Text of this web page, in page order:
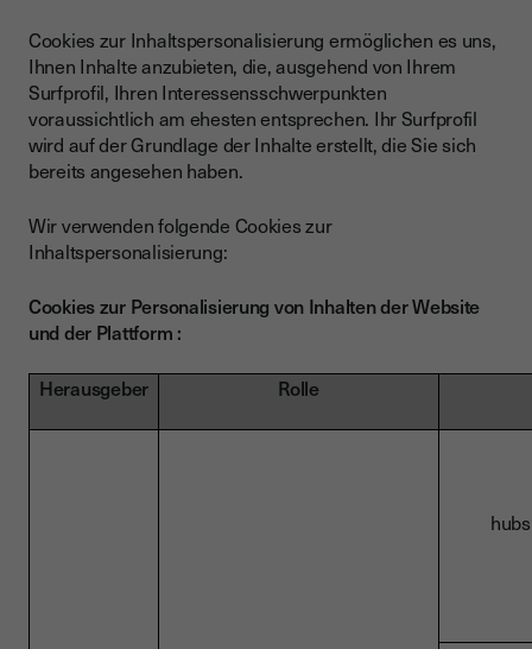
Cookies zur Inhaltspersonalisierung ermöglichen es uns,
Ihnen Inhalte anzubieten, die, ausgehend von Ihrem
Surfprofil, Ihren Interessensschwerpunkten
voraussichtlich am ehesten entsprechen. Ihr Surfprofil
wird auf der Grundlage der Inhalte erstellt, die Sie sich
bereits angesehen haben.
Wir verwenden folgende Cookies zur
Inhaltspersonalisierung:
Cookies zur Personalisierung von Inhalten der Website
und der Plattform :
Herausgeber
Rolle